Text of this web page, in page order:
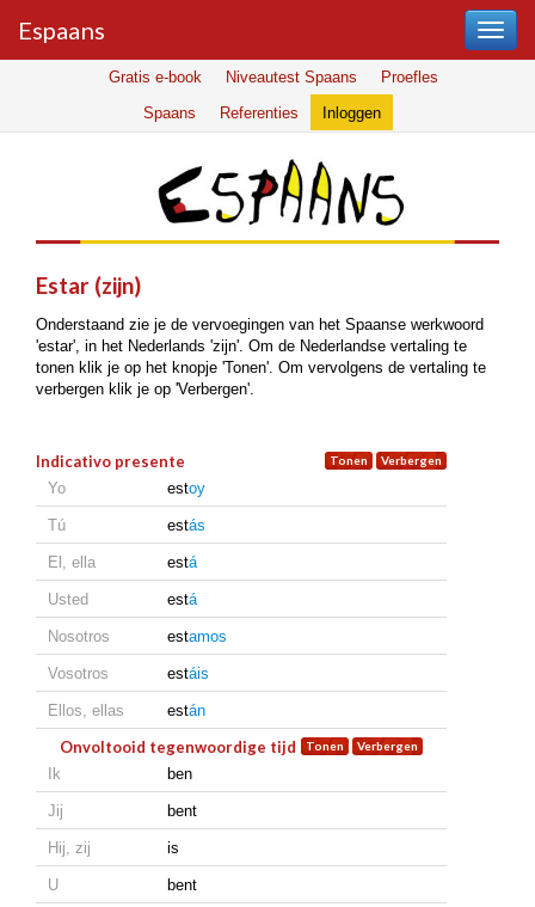
Espaans
Gratis e-book Niveautest Spaans
Proefles
Spaans
Referenties Inloggen
estar (zijn)
Onderstaand zie je de vervoegingen van het Spaanse werkwoord
'estar', in het Nederlands 'zijn'. Om de Nederlandse vertaling te
tonen klik je op het knopje 'Tonen'. Om vervolgens de vertaling te
verbergen klik je op 'Verbergen'.
Indicativo presente
Yo estoy
Tú estás
El, ella está
Usted está
Nosotros estamos
Vosotros estáis
Ellos, ellas están
Onvoltooid tegenwoordige tijd
Ik ben
Jij bent
Hij, zij is
U bent